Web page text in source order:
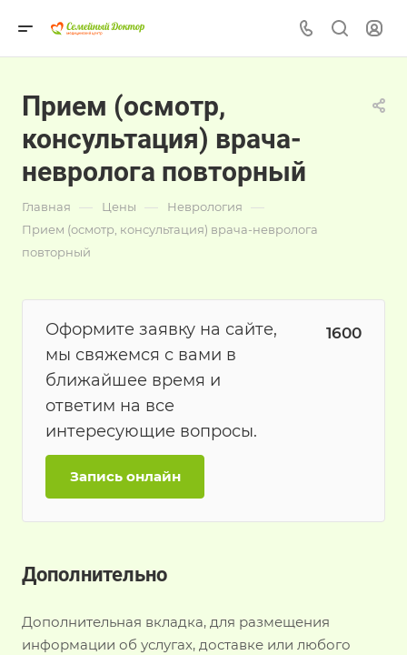
Прием (осмотр,
консультация) врача-
невролога повторный
Главная — Цены — Неврология —
Прием (осмотр, консультация) врача-невролога
повторный
Оформите заявку на сайте,
мы свяжемся с вами в
ближайшее время и
ответим на все
интересующие вопросы.
1600
Запись онлайн
Дополнительно
Дополнительная вкладка, для размещения
информации об услугах, доставке или любого